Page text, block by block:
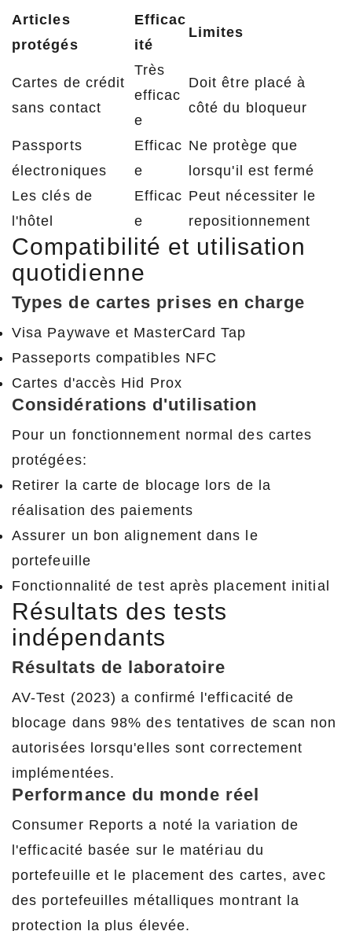
Articles
protégés
Efficac
ité
Limites
Cartes de crédit
sans contact
Très
efficac
e
Doit être placé à
côté du bloqueur
Passports
électroniques
Efficac
e
Ne protège que
lorsqu'il est fermé
Les clés de
l'hôtel
Efficac
e
Peut nécessiter le
repositionnement
Compatibilité et utilisation
quotidienne
Types de cartes prises en charge
Visa Paywave et MasterCard Tap
Passeports compatibles NFC
Cartes d'accès Hid Prox
Considérations d'utilisation
Pour un fonctionnement normal des cartes
protégées:
Retirer la carte de blocage lors de la
réalisation des paiements
Assurer un bon alignement dans le
portefeuille
Fonctionnalité de test après placement initial
Résultats des tests
indépendants
Résultats de laboratoire
AV-Test (2023) a confirmé l'efficacité de
blocage dans 98% des tentatives de scan non
autorisées lorsqu'elles sont correctement
implémentées.
Performance du monde réel
Consumer Reports a noté la variation de
l'efficacité basée sur le matériau du
portefeuille et le placement des cartes, avec
des portefeuilles métalliques montrant la
protection la plus élevée.